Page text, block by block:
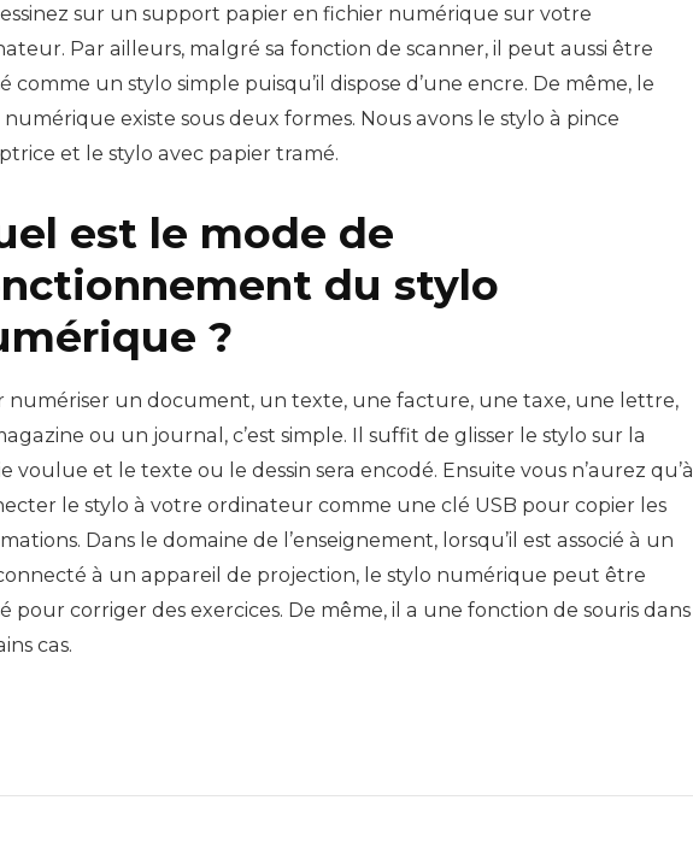
sur un support papier en fichier numérique sur votre
Par ailleurs, malgré sa fonction de scanner, il peut aussi être
comme un stylo simple puisqu’il dispose d’une encre. De même, le
numérique existe sous deux formes. Nous avons le stylo à pince
et le stylo avec papier tramé.
est le mode de
du stylo
?
numériser un document, un texte, une facture, une taxe, une lettre,
ou un journal, c’est simple. Il suffit de glisser le stylo sur la
voulue et le texte ou le dessin sera encodé. Ensuite vous n’aurez qu’à
le stylo à votre ordinateur comme une clé USB pour copier les
Dans le domaine de l’enseignement, lorsqu’il est associé à un
à un appareil de projection, le stylo numérique peut être
pour corriger des exercices. De même, il a une fonction de souris dans
cas.